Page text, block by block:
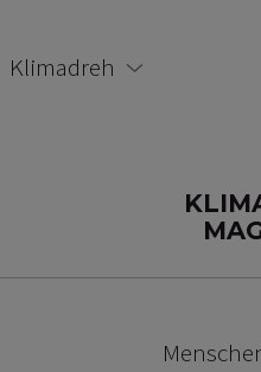
Klimadreh